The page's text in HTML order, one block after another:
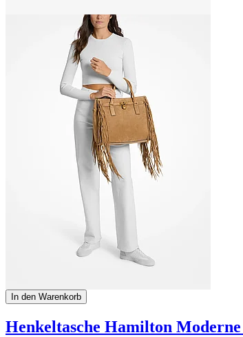
In den Warenkorb
Henkeltasche Hamilton